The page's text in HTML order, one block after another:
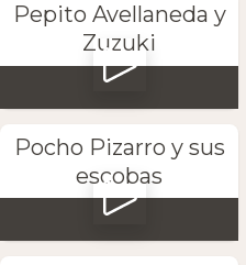
Pepito Avellaneda y
Zuzuki
Pocho Pizarro y sus
escobas